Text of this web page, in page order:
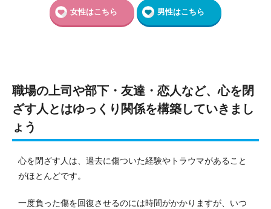
女性はこちら 男性はこちら
職場の上司や部下・友達・恋人など、心を閉
ざす人とはゆっくり関係を構築していきまし
ょう
心を閉ざす人は、過去に傷ついた経験やトラウマがあること
がほとんどです。
一度負った傷を回復させるのには時間がかかりますが、いつ